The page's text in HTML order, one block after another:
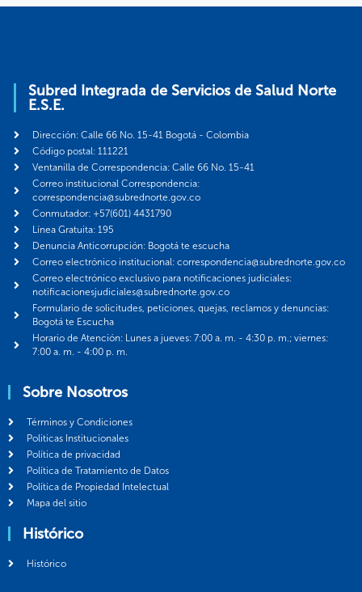
Subred Integrada de Servicios de Salud Norte
E.S.E.
Dirección: Calle 66 No. 15-41 Bogotá - Colombia
Código postal: 111221
Ventanilla de Correspondencia: Calle 66 No. 15-41
Correo institucional Correspondencia:
correspondencia@subrednorte.gov.co
Conmutador: +57(601) 4431790
Línea Gratuita: 195
Denuncia Anticorrupción: Bogotá te escucha
Correo electrónico institucional: correspondencia@subrednorte.gov.co
Correo electrónico exclusivo para notificaciones judiciales:
notificacionesjudiciales@subrednorte.gov.co
Formulario de solicitudes, peticiones, quejas, reclamos y denuncias:
Bogotá te Escucha
Horario de Atención: Lunes a jueves: 7:00 a. m. - 4:30 p. m.; viernes:
7:00 a. m. - 4:00 p. m.
Sobre Nosotros
Términos y Condiciones
Politicas Institucionales
Política de privacidad
Política de Tratamiento de Datos
Política de Propiedad Intelectual
Mapa del sitio
Histórico
Histórico